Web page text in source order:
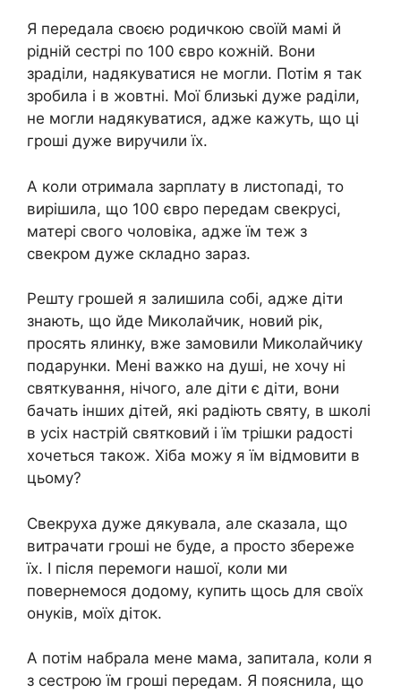
Я передала своєю родичкою своїй мамі й
рідній сестрі по 100 євро кожній. Вони
зраділи, надякуватися не могли. Потім я так
зробила і в жовтні. Мої близькі дуже раділи,
не могли надякуватися, адже кажуть, що ці
гроші дуже виручили їх.
А коли отримала зарплату в листопаді, то
вирішила, що 100 євро передам свекрусі,
матері свого чоловіка, адже їм теж з
свекром дуже складно зараз.
Решту грошей я залишила собі, адже діти
знають, що йде Миколайчик, новий рік,
просять ялинку, вже замовили Миколайчику
подарунки. Мені важко на душі, не хочу ні
святкування, нічого, але діти є діти, вони
бачать інших дітей, які радіють святу, в школі
в усіх настрій святковий і їм трішки радості
хочеться також. Хіба можу я їм відмовити в
цьому?
Свекруха дуже дякувала, але сказала, що
витрачати гроші не буде, а просто збереже
їх. І після перемоги нашої, коли ми
повернемося додому, купить щось для своїх
онуків, моїх діток.
А потім набрала мене мама, запитала, коли я
з сестрою їм гроші передам. Я пояснила, що